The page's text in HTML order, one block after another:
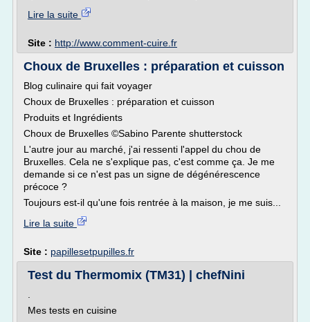
Lire la suite
Site : http://www.comment-cuire.fr
Choux de Bruxelles : préparation et cuisson
Blog culinaire qui fait voyager
Choux de Bruxelles : préparation et cuisson
Produits et Ingrédients
Choux de Bruxelles ©Sabino Parente shutterstock
L'autre jour au marché, j'ai ressenti l'appel du chou de
Bruxelles. Cela ne s'explique pas, c'est comme ça. Je me
demande si ce n'est pas un signe de dégénérescence
précoce ?
Toujours est-il qu'une fois rentrée à la maison, je me suis...
Lire la suite
Site : papillesetpupilles.fr
Test du Thermomix (TM31) | chefNini
Mes tests en cuisine